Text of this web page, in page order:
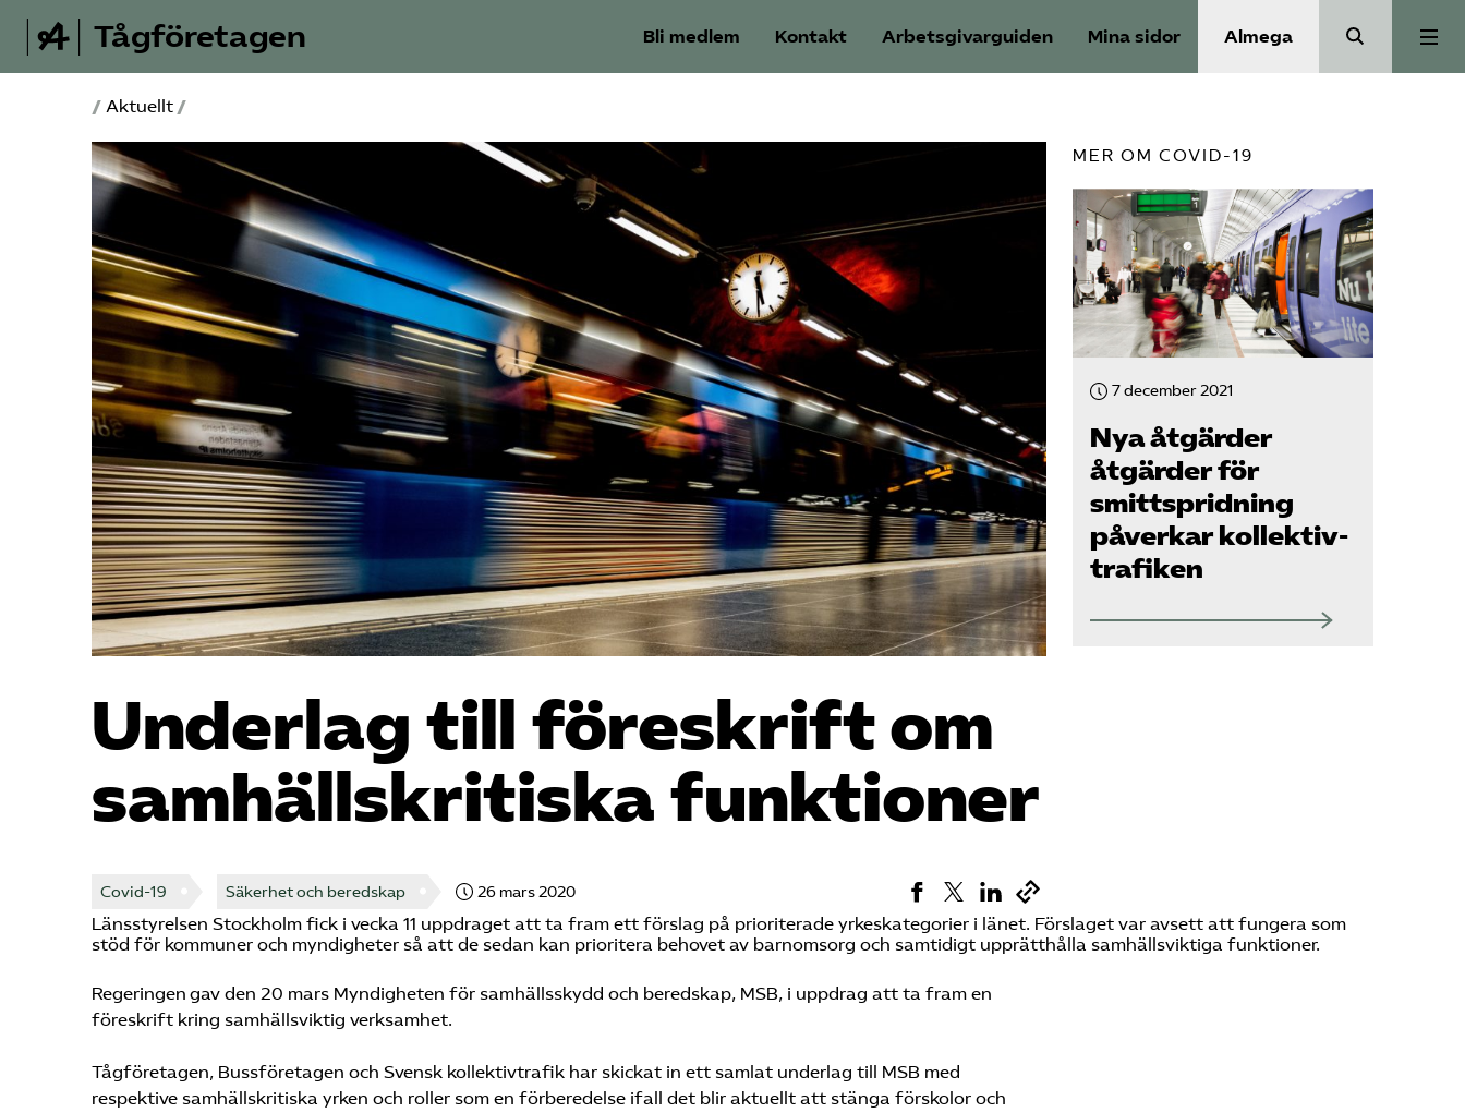
Tågföretagen Bli medlem Kontakt Arbetsgivarguiden Mina sidor Almega
Reformagenda för järnvägen
Våra frågor
Aktiviteter
Kontakt
Mina sidor (almega.se)
/ Aktuellt /
Underlag till föreskrift om
samhällskritiska funktioner
Covid-19 Säkerhet och beredskap 26 mars 2020
MER OM COVID-19
7 december 2021
Nya åtgärder
åtgärder för
smittspridning
påverkar kollektiv­
trafiken
Länsstyrelsen Stockholm fick i vecka 11 uppdraget att ta fram ett förslag på prioriterade yrkeskategorier i länet. Förslaget var avsett att fungera som
stöd för kommuner och myndigheter så att de sedan kan prioritera behovet av barnomsorg och samtidigt upprätthålla samhällsviktiga funktioner.
Regeringen gav den 20 mars Myndigheten för samhällsskydd och beredskap, MSB, i uppdrag att ta fram en
föreskrift kring samhällsviktig verksamhet.
Tågföretagen, Bussföretagen och Svensk kollektivtrafik har skickat in ett samlat underlag till MSB med
respektive samhällskritiska yrken och roller som en förberedelse ifall det blir aktuellt att stänga förskolor och